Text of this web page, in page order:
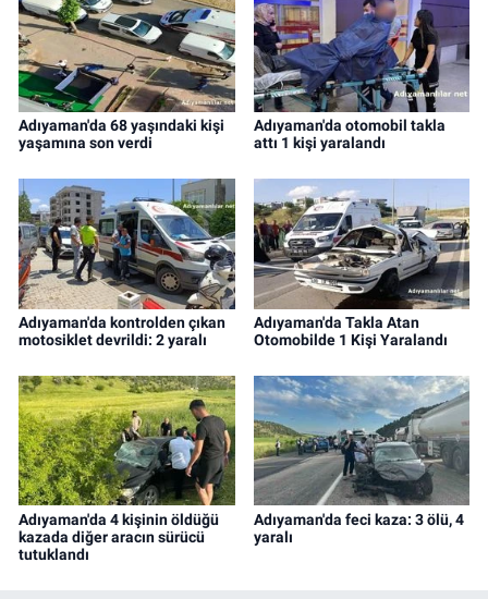
Adıyaman'da 68 yaşındaki kişi
yaşamına son verdi
Adıyaman'da otomobil takla
attı 1 kişi yaralandı
Adıyaman'da kontrolden çıkan
motosiklet devrildi: 2 yaralı
Adıyaman'da Takla Atan
Otomobilde 1 Kişi Yaralandı
Adıyaman'da 4 kişinin öldüğü
kazada diğer aracın sürücü
tutuklandı
Adıyaman'da feci kaza: 3 ölü, 4
yaralı